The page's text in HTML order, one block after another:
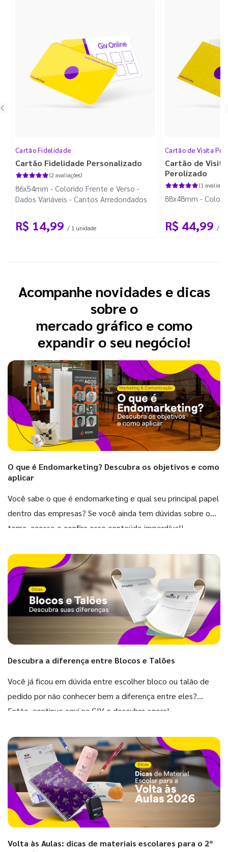
Cartão Fidelidade
Cartão Fidelidade Personalizado
(2 avaliações)
86x54mm - Colorido Frente e Verso -
Dados Variáveis - Cantos Arredondados
R$ 14,99 / 1 unidade
Cartão de Visita
Cartão de
Perolizado
(1
88x48mm -
R$ 44,99 /
Acompanhe novidades e dicas
sobre o
mercado gráfico e como
expandir o seu negócio!
O que é Endomarketing? Descubra os objetivos e como
aplicar
Você sabe o que é endomarketing e qual seu principal papel
dentro das empresas? Se você ainda tem dúvidas sobre o
tema, acesse e confira esse conteúdo imperdível!
Descubra a diferença entre Blocos e Talões
Você já ficou em dúvida entre escolher bloco ou talão de
pedido por não conhecer bem a diferença entre eles?
Então, continue aqui na GIV e descubra agora!
Volta às Aulas: dicas de materiais escolares para o 2º